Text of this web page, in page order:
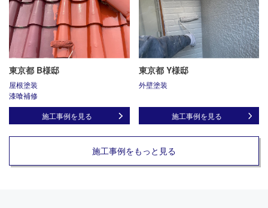
東京都 B様邸
屋根塗装
漆喰補修
施工事例を見る
東京都 Y様邸
外壁塗装
施工事例を見る
施工事例をもっと見る